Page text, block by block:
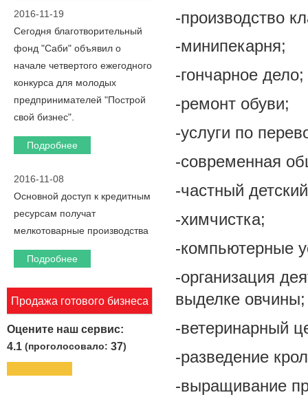
2016-11-19
Сегодня благотворительный
фонд "Саби" объявил о
начале четвертого ежегодного
конкурса для молодых
предпринимателей "Построй
свой бизнес".
Подробнее
2016-11-08
Основной доступ к кредитным
ресурсам получат
мелкотоварные производства
Подробнее
Продажа готового бизнеса
Оцените наш сервис:
4.1 (проголосовало:37)
-производство
-минипекарня;
-гончарное дело;
-ремонт обуви;
-услуги по
-современная
-частный
-химчистка;
-компьютерные
-организация
выделке овчины;
-ветеринарный
-разведение
-выращивание